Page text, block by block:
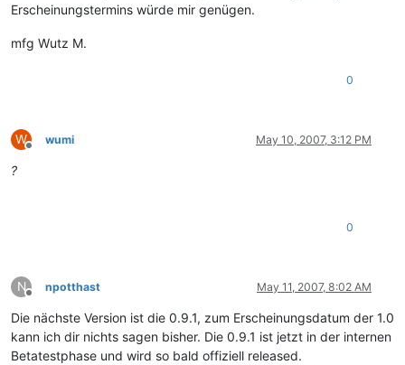
Erscheinungstermins würde mir genügen.
mfg Wutz M.
0
W
Offline
wumi May 10, 2007, 3:12 PM
?
0
N
Offline
npotthast May 11, 2007, 8:02 AM
Die nächste Version ist die 0.9.1, zum Erscheinungsdatum der 1.0
kann ich dir nichts sagen bisher. Die 0.9.1 ist jetzt in der internen
Betatestphase und wird so bald offiziell released.